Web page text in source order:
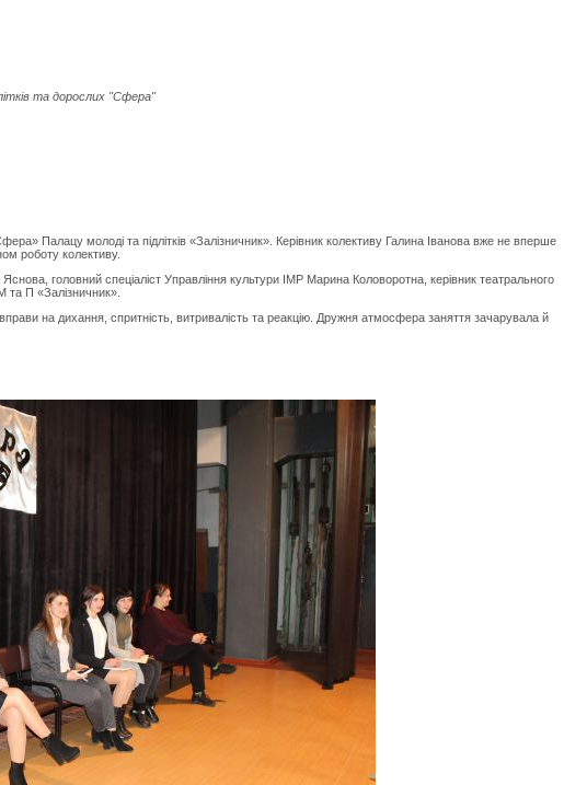
та дорослих "Сфера"
Палацу молоді та підлітків «Залізничник». Керівник колективу Галина Іванова вже не вперше
роботу колективу.
головний спеціаліст Управління культури ІМР Марина Коловоротна, керівник театрального
та П «Залізничник».
на дихання, спритність, витривалість та реакцію. Дружня атмосфера заняття зачарувала й